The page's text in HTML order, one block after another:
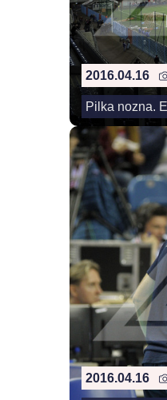
2016.04.16
Pilka nozna.
2016.04.16